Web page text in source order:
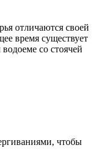
отличаются своей
время существует
со стоячей
чтобы